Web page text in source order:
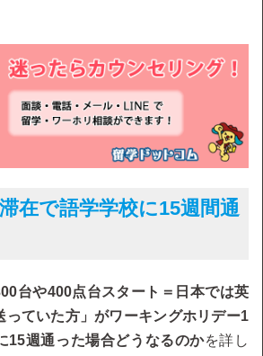
在で語学学校に15週間通
台や400点台スタート＝日本では英
っていた方」がワーキングホリデー1
15週通った場合どうなるのかを詳し